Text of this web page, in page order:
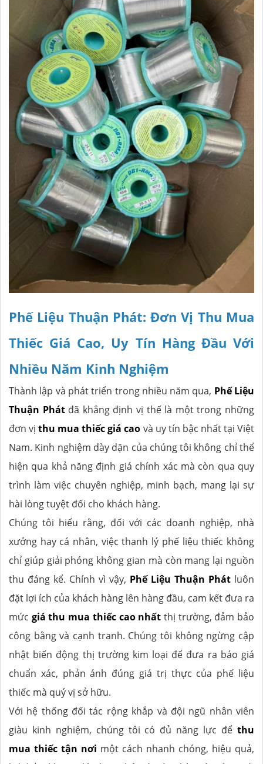
Phế Liệu Thuận Phát: Đơn Vị Thu Mua
Thiếc Giá Cao, Uy Tín Hàng Đầu Với
Nhiều Năm Kinh Nghiệm
Thành lập và phát triển trong nhiều năm qua, Phế Liệu
Thuận Phátđã khẳng định vị thế là một trong những
đơn vịthu mua thiếc giá cao và uy tín bậc nhất tại Việt
Nam. Kinh nghiệm dày dặn của chúng tôi không chỉ thể
hiện qua khả năng định giá chính xác mà còn qua quy
trình làm việc chuyên nghiệp, minh bạch, mang lại sự
hài lòng tuyệt đối cho khách hàng.
Chúng tôi hiểu rằng, đối với các doanh nghiệp, nhà
xưởng hay cá nhân, việc thanh lý phế liệu thiếc không
chỉ giúp giải phóng không gian mà còn mang lại nguồn
thu đáng kể. Chính vì vậy, Phế Liệu Thuận Phát luôn
đặt lợi ích của khách hàng lên hàng đầu, cam kết đưa ra
mức giá thu mua thiếc cao nhất thị trường, đảm bảo
công bằng và cạnh tranh. Chúng tôi không ngừng cập
nhật biến động thị trường kim loại để đưa ra báo giá
chuẩn xác, phản ánh đúng giá trị thực của phế liệu
thiếc mà quý vị sở hữu.
Với hệ thống đối tác rộng khắp và đội ngũ nhân viên
giàu kinh nghiệm, chúng tôi có đủ năng lực để thu
mua thiếc tận nơi một cách nhanh chóng, hiệu quả,